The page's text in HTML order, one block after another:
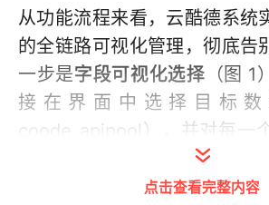
从功能流程来看，云酷德系统
的全链路可视化管理，彻底告
一步是字段可视化选择 （图
接在界面中选择目标
coode_apipool），并对每一
化配置，包括数据类型、字段
（整数框、分类框、文本框等
点击查看完整内容